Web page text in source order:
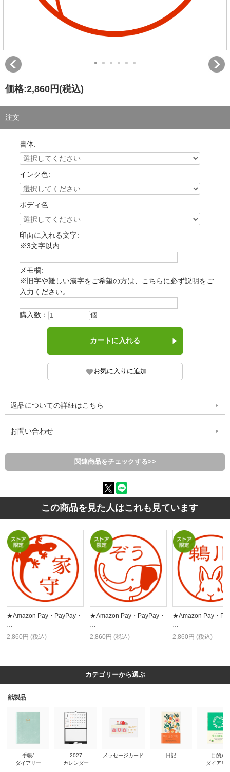
価格:2,860円 (税込)
注文
書体:
インク色:
ボディ色:
印面に入れる文字:
※3文字以内
メモ欄:
※旧字や難しい漢字をご希望の方は、こちらに必ず説明をご
入力ください。
購入数： 個
返品についての詳細はこちら
お問い合わせ
関連商品をチェックする>>
この商品を見た人はこれも見ています
★Amazon Pay・PayPay・
…
2,860円 (税込)
★Amazon Pay・PayPay・
…
2,860円 (税込)
★Amazon Pay・
…
2,860円 (税込)
カテゴリーから選ぶ
紙製品
手帳/
ダイアリー
2027
カレンダー
メッセージカード 日記
目的別
ダイアリ